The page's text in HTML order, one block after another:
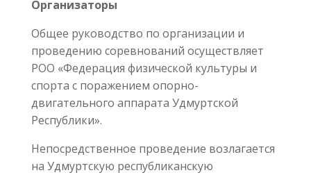
Организаторы
Общее руководство по организации и
проведению соревнований осуществляет
РОО «Федерация физической культуры и
спорта с поражением опорно-
двигательного аппарата Удмуртской
Республики».
Непосредственное проведение возлагается
на Удмуртскую республиканскую